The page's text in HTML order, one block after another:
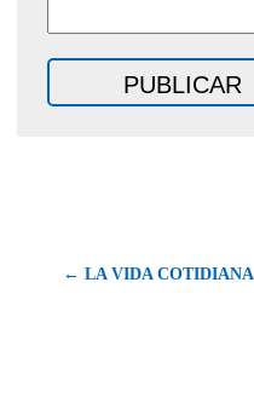
← LA VIDA COTIDIANA